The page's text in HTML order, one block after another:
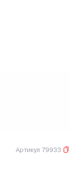
Артикул 79933